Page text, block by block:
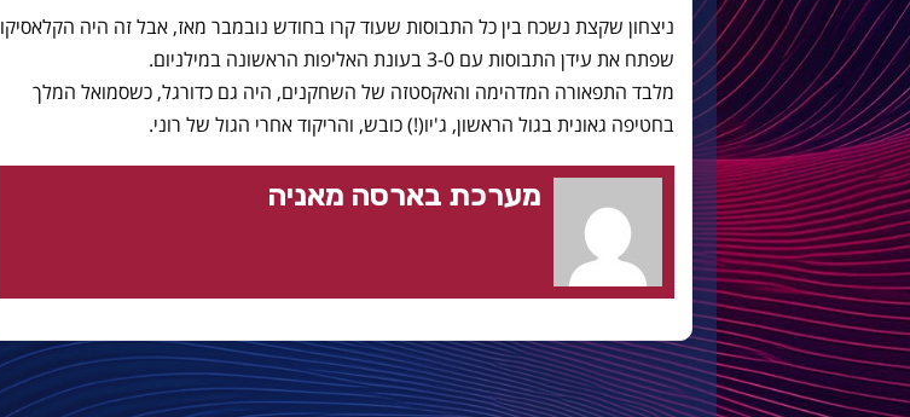
ניצחון שקצת נשכח בין כל התבוסות שעוד קרו בחודש נובמבר מאז, אבל זה היה הקלאסיקו
שפתח את עידן התבוסות עם 3-0 בעונת האליפות הראשונה במילניום.
מלבד התפאורה המדהימה והאקסטזה של השחקנים, היה גם כדורגל, כשסמואל המלך
בחטיפה גאונית בגול הראשון, ג'יו(!) כובש, והריקוד אחרי הגול של רוני.
מערכת בארסה מאניה